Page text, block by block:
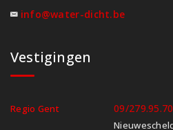
info@water-dicht.be
Vestigingen
Regio Gent 09/279.95.70